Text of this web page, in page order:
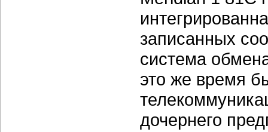
записанных
система
это же время
дочернего